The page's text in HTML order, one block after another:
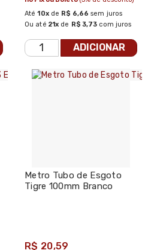
Até10xde R$ 6,66 sem juros
Ou até 21x de R$ 3,73 com juros
ADICIONAR
Metro Tubo de Esgoto
Tigre 100mm Branco
R$ 20,59